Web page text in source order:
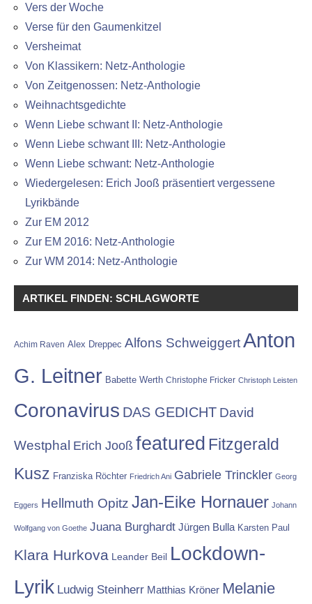
Vers der Woche
Verse für den Gaumenkitzel
Versheimat
Von Klassikern: Netz-Anthologie
Von Zeitgenossen: Netz-Anthologie
Weihnachtsgedichte
Wenn Liebe schwant II: Netz-Anthologie
Wenn Liebe schwant III: Netz-Anthologie
Wenn Liebe schwant: Netz-Anthologie
Wiedergelesen: Erich Jooß präsentiert vergessene
Lyrikbände
Zur EM 2012
Zur EM 2016: Netz-Anthologie
Zur WM 2014: Netz-Anthologie
ARTIKEL FINDEN: SCHLAGWORTE
Achim Raven Alex Dreppec Alfons SchweiggertAnton
G. Leitner Babette Werth Christophe Fricker Christoph Leisten
Coronavirus DAS GEDICHT David
Westphal Erich Jooß featured Fitzgerald
Kusz Franziska Röchter Friedrich Ani Gabriele Trinckler Georg
Eggers Hellmuth Opitz Jan-Eike Hornauer Johann
Wolfgang von Goethe Juana Burghardt Jürgen Bulla Karsten Paul
Klara Hurkova Leander Beil Lockdown-
Lyrik Ludwig Steinherr Matthias Kröner Melanie